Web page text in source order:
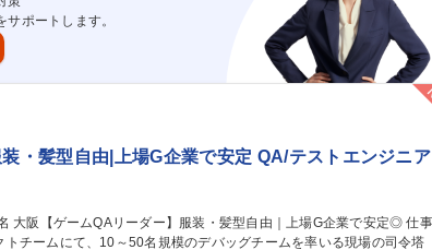
ポートします。
・髪型自由|上場G企業で安定 QA/テストエンジニア
チームにて、10～50名規模のデバッグチームを率いる現場の司令塔